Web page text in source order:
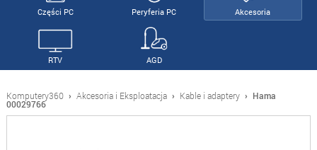
Części PC Peryferia PC Akcesoria
RTV AGD
Komputery360 › Akcesoria i Eksploatacja › Kable i adaptery › Hama
00029766